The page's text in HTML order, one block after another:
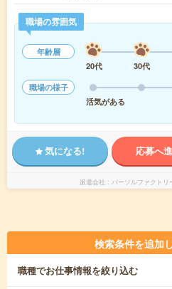
職場の雰囲気
年齢層
20代
30代
職場の様子
活気がある
気になる! 応募へ
派遣会社 パーソルファクトリ
検索条件を追加
職種でお仕事情報を絞り込む